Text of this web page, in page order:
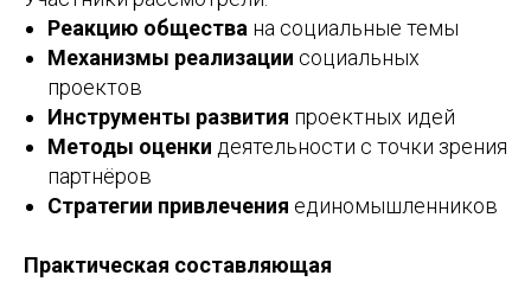
Реакцию общества на социальные темы
Механизмы реализации социальных
проектов
Инструменты развития проектных идей
Методы оценки деятельности с точки зрения
партнёров
Стратегии привлечения единомышленников
Практическая составляющая